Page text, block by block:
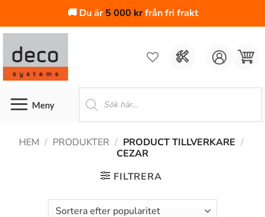
🚚 Du är5 000 krfrån fri frakt
Skip
content
HEM / PRODUKTER / PRODUCT TILLVERKARE /
CEZAR
FILTRERA